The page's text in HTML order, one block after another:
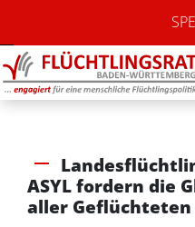
ASYL fordern die
aller